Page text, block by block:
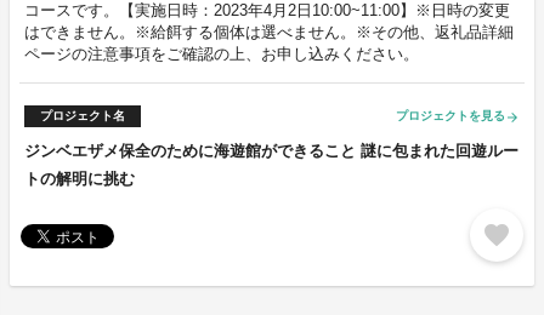
コースです。【実施日時：2023年4月2日10:00~11:00】※日時の変更
はできません。※給餌する個体は選べません。※その他、返礼品詳細
ページの注意事項をご確認の上、お申し込みください。
プロジェクト名 プロジェクトを見る arrow_forward
ジンベエザメ保全のために海遊館ができること 謎に包まれた回遊ルー
トの解明に挑む
favorite